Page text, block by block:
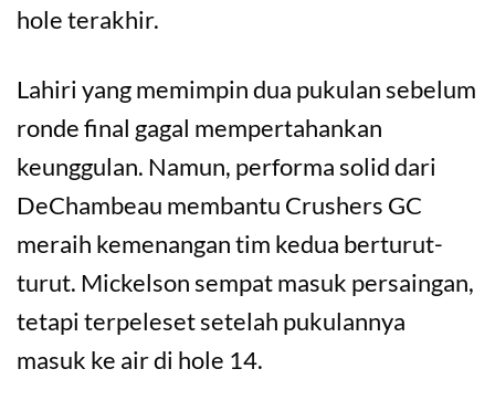
hole terakhir.
Lahiri yang memimpin dua pukulan sebelum
ronde final gagal mempertahankan
keunggulan. Namun, performa solid dari
DeChambeau membantu Crushers GC
meraih kemenangan tim kedua berturut-
turut. Mickelson sempat masuk persaingan,
tetapi terpeleset setelah pukulannya
masuk ke air di hole 14.